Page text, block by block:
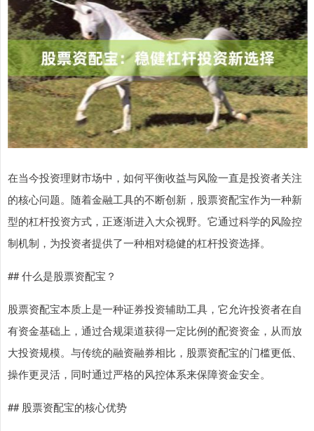
在当今投资理财市场中，如何平衡收益与风险一直是投资者关注
的核心问题。随着金融工具的不断创新，股票资配宝作为一种新
型的杠杆投资方式，正逐渐进入大众视野。它通过科学的风险控
制机制，为投资者提供了一种相对稳健的杠杆投资选择。
## 什么是股票资配宝？
股票资配宝本质上是一种证券投资辅助工具，它允许投资者在自
有资金基础上，通过合规渠道获得一定比例的配资资金，从而放
大投资规模。与传统的融资融券相比，股票资配宝的门槛更低、
操作更灵活，同时通过严格的风控体系来保障资金安全。
## 股票资配宝的核心优势